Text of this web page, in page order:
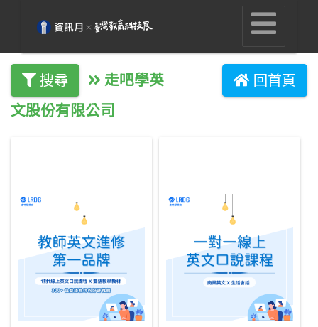
搜尋
走吧學英
文股份有限公司
回首頁